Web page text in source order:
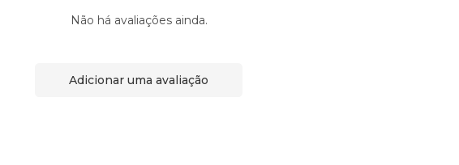
Não há avaliações ainda.
Adicionar uma avaliação